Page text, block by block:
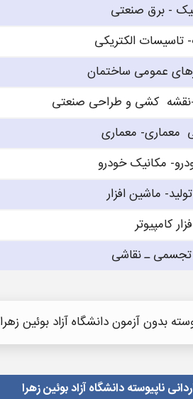
- برق صنعتی
تاسیسات الکتریکی
عمومی ساختمان
کشی و طراحی صنعتی
معمارى
مکانیک خودرو
ماشین افزار
کامپیوتر
ـ نقاشی
بدون آزمون دانشگاه آزاد بوئین زهرا
ناپیوسته دانشگاه آزاد بوئین زهرا